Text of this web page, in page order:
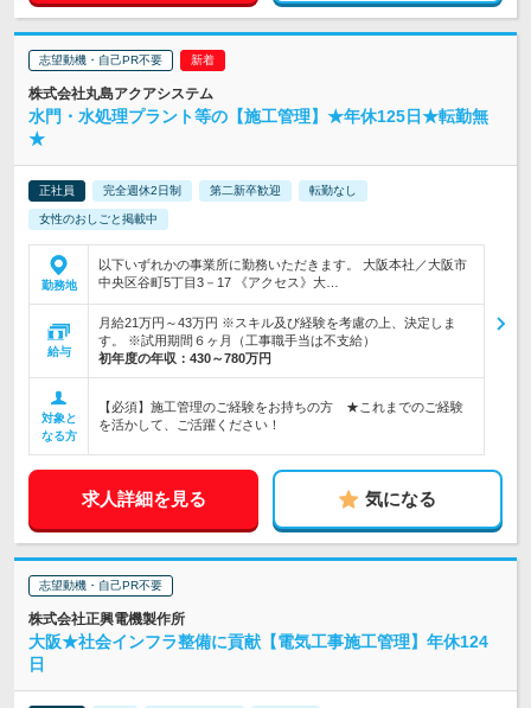
志望動機・自己PR不要
株式会社丸島アクアシステム
水門・水処理プラント等の【施工管理】★年休125日★転勤無
★
正社員 完全週休2日制 第二新卒歓迎 転勤なし
女性のおしごと掲載中
勤務地
以下いずれかの事業所に勤務いただきます。 大阪本社／大阪市
中央区谷町5丁目3－17 《アクセス》大…
給与
月給21万円～43万円 ※スキル及び経験を考慮の上、決定しま
す。 ※試用期間６ヶ月（工事職手当は不支給）
初年度の年収： 430～780万円
対象と
なる方
【必須】施工管理のご経験をお持ちの方 ★これまでのご経験
を活かして、ご活躍ください！
求人詳細を見る 気になる
志望動機・自己PR不要
株式会社正興電機製作所
大阪★社会インフラ整備に貢献【電気工事施工管理】年休124
日